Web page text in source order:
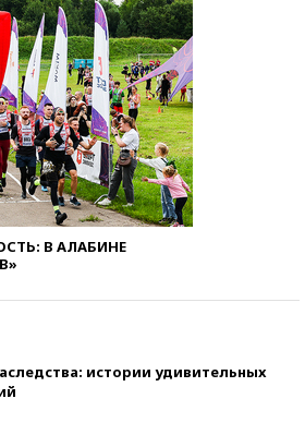
В АЛАБИНЕ
истории удивительных